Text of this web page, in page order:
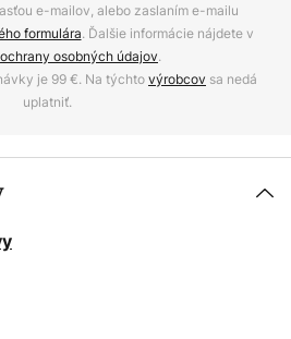
e-mailov, alebo zaslaním e-mailu
formulára. Ďalšie informácie nájdete v
ochrany osobných údajov.
je 99 €. Na týchtovýrobcov sa nedá
uplatniť.